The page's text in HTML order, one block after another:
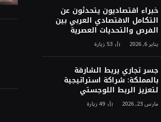
خبراء اقتصاديون يتحدثون عن
التكامل الاقتصادي العربي بين
الفرص والتحديات العصرية
يناير 6, 2026 53 زيارة
جسر تجاري يربط الشارقة
بالمملكة: شراكة استراتيجية
لتعزيز الربط اللوجستي
مارس 23, 2026 49زيارة